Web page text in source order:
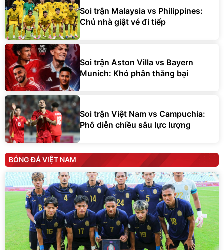
Soi trận Malaysia vs Philippines:
Chủ nhà giật vé đi tiếp
Soi trận Aston Villa vs Bayern
Munich: Khó phân thắng bại
Soi trận Việt Nam vs Campuchia:
Phô diễn chiều sâu lực lượng
BÓNG ĐÁ VIỆT NAM